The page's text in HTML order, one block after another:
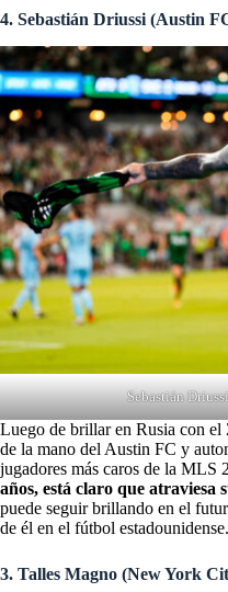
4. Sebastián Driussi (Austin
Sebastián
Luego de brillar en Rusia con
de la mano del Austin FC y
jugadores más caros de la MLS
años, está claro que atraviesa
puede seguir brillando en el
de él en el fútbol estadounidense.
3. Talles Magno (New York